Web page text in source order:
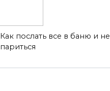
Как послать все в баню и не
париться